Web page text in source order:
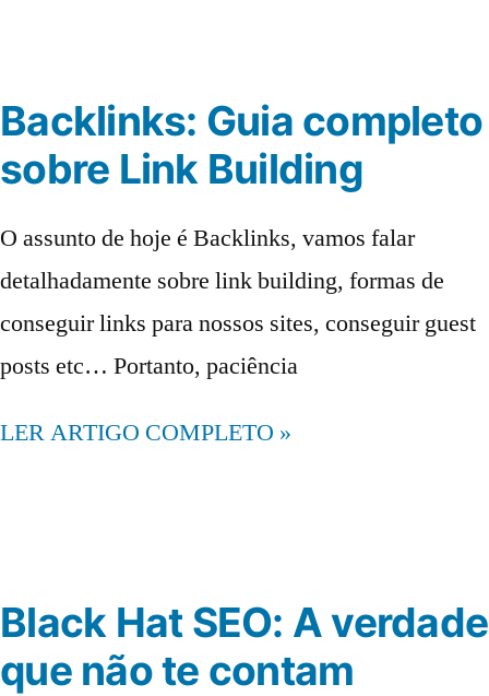
Backlinks: Guia completo
sobre Link Building
O assunto de hoje é Backlinks, vamos falar
detalhadamente sobre link building, formas de
conseguir links para nossos sites, conseguir guest
posts etc… Portanto, paciência
LER ARTIGO COMPLETO »
Black Hat SEO: A verdade
que não te contam